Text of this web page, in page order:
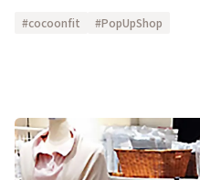
cocoonfit PopUpShop